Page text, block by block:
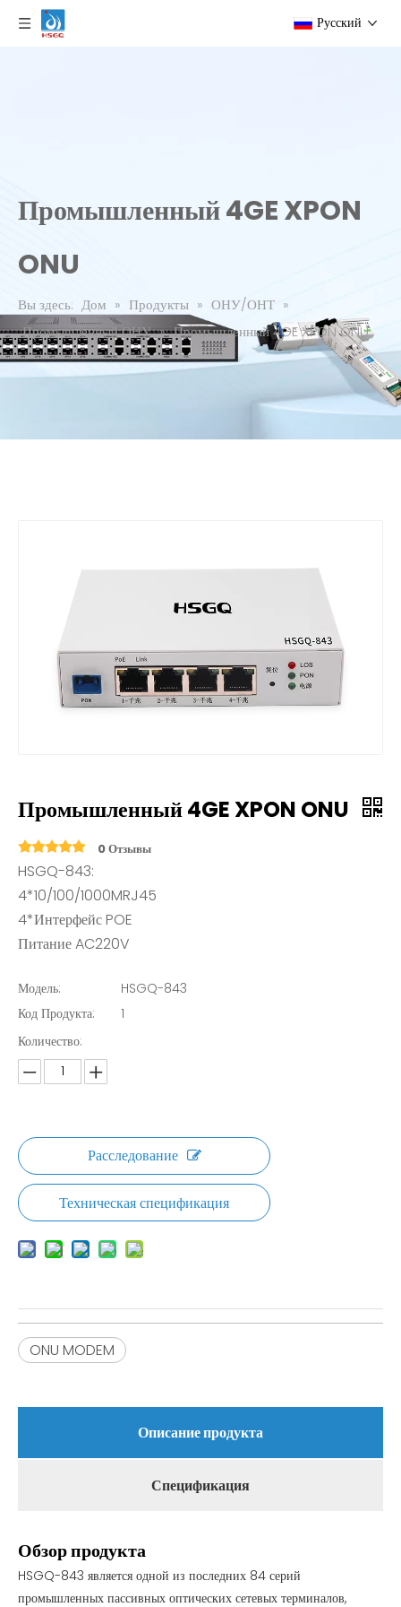
Pусский
Промышленный 4GE XPON
ONU
Вы здесь: Дом » Продукты » ОНУ/ОНТ »
Промышленный ОНУ » Промышленный 4GE XPON ONU
Промышленный 4GE XPON ONU
0 Отзывы
HSGQ-843:
4*10/100/1000MRJ45
4*Интерфейс POE
Питание AC220V
Модель:
HSGQ-843
Код Продукта:
1
Количество:
Расследование
Техническая спецификация
ONU MODEM
Описание продукта
Спецификация
Обзор продукта
HSGQ-843 является одной из последних 84 серий
промышленных пассивных оптических сетевых терминалов,